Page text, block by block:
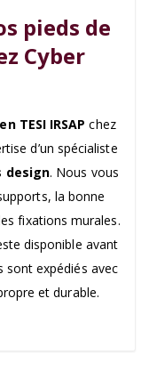
pieds de
Cyber
TESI IRSAP chez
d’un spécialiste
design. Nous vous
la bonne
fixations murales.
disponible avant
sont expédiés avec
et durable.